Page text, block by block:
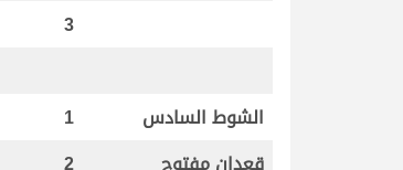
3
الشوط السادس 1